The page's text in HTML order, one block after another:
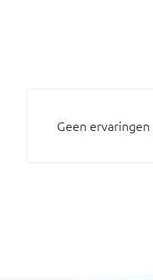
Geen